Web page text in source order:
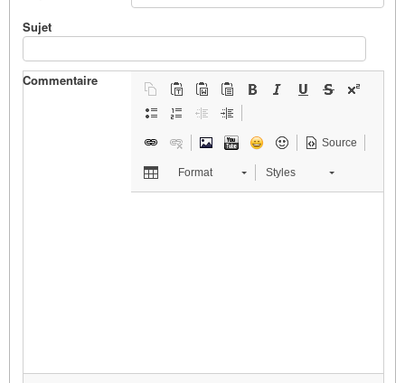
Sujet
Commentaire
Source
Format Styles